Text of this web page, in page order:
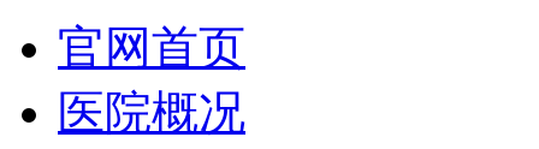
官网首页
医院概况